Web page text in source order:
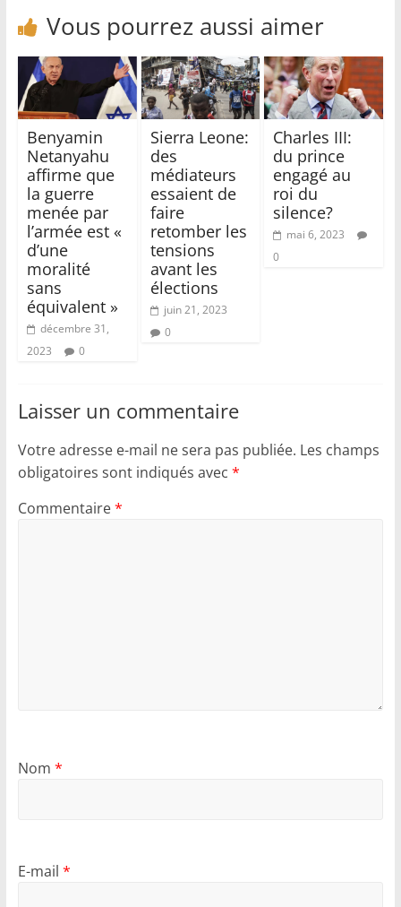
Vous pourrez aussi aimer
Benyamin
Netanyahu
affirme que
la guerre
menée par
l’armée est «
d’une
moralité
sans
équivalent »
décembre 31,
2023
0
Sierra Leone:
des
médiateurs
essaient de
faire
retomber les
tensions
avant les
élections
juin 21, 2023
0
Charles III:
du prince
engagé au
roi du
silence?
mai 6, 2023
0
Laisser un commentaire
Votre adresse e-mail ne sera pas publiée. Les champs
obligatoires sont indiqués avec *
Commentaire*
Nom *
E-mail *